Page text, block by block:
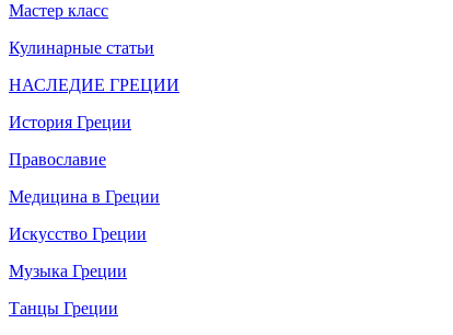
Мастер класс
Кулинарные статьи
НАСЛЕДИЕ ГРЕЦИИ
История Греции
Православие
Медицина в Греции
Искусство Греции
Музыка Греции
Танцы Греции